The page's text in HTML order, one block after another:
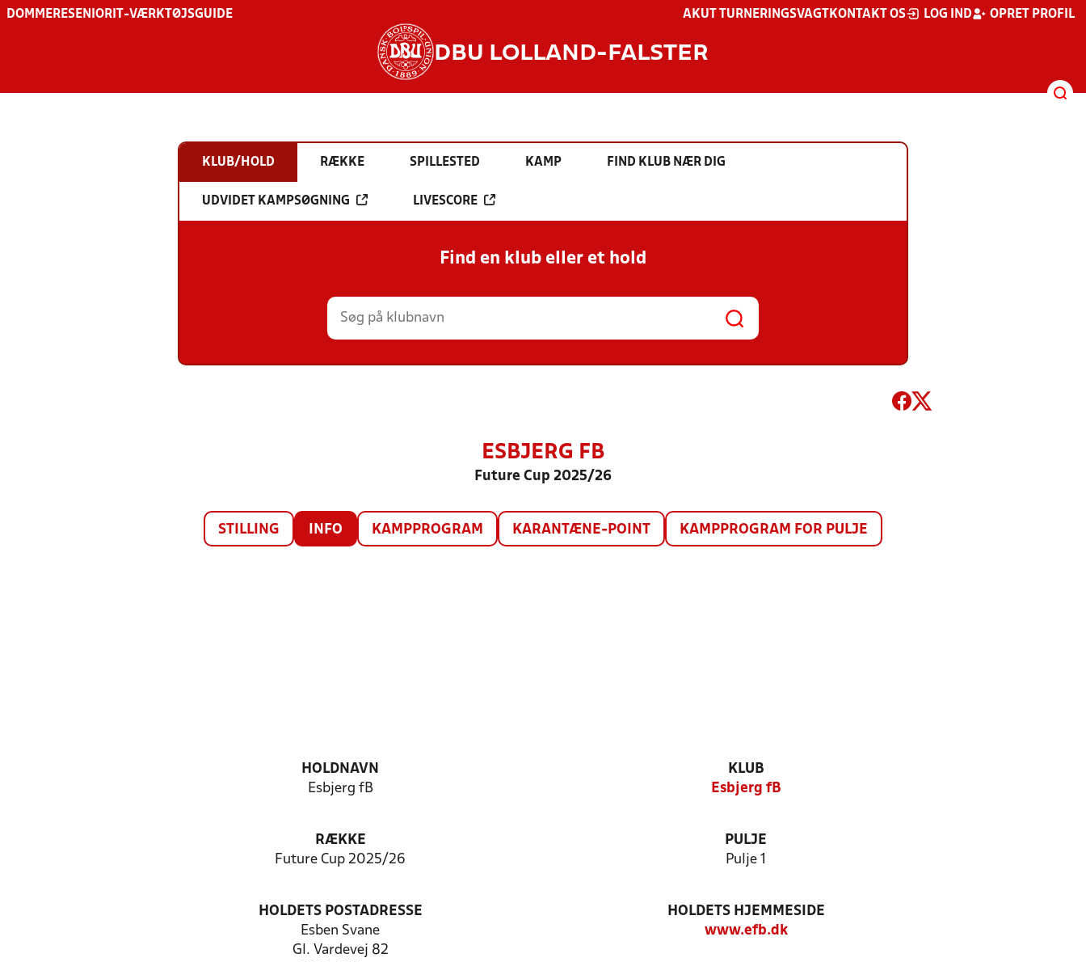
DOMMERESENIOR IT-VÆRKTØJSGUIDE AKUT TURNERINGSVAGT KONTAKT OS LOG IND OPRET PROFIL
DBU LOLLAND-FALSTER
KLUB/HOLD RÆKKE SPILLESTED KAMP FIND KLUB NÆR DIG
UDVIDET KAMPSØGNING LIVESCORE
Find en klub eller et hold
ESBJERG FB
Future Cup 2025/26
STILLING INFO KAMPPROGRAM KARANTÆNE-POINT KAMPPROGRAM FOR PULJE
HOLDNAVN
Esbjerg fB
KLUB
Esbjerg fB
RÆKKE
Future Cup 2025/26
PULJE
Pulje 1
HOLDETS POSTADRESSE
Esben Svane
Gl. Vardevej 82
HOLDETS HJEMMESIDE
www.efb.dk